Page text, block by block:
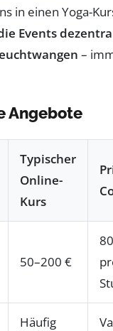
in einen Yoga-
Events
–
Angebote
Typischer
Online-
Kurs
50–200 €
Häufig